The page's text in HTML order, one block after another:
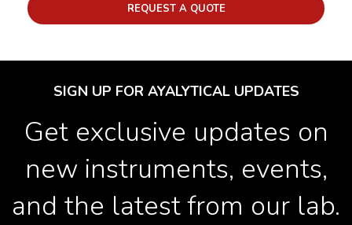
REQUEST A QUOTE
SIGN UP FOR AYALYTICAL UPDATES
Get exclusive updates on
new instruments, events,
and the latest from our lab.